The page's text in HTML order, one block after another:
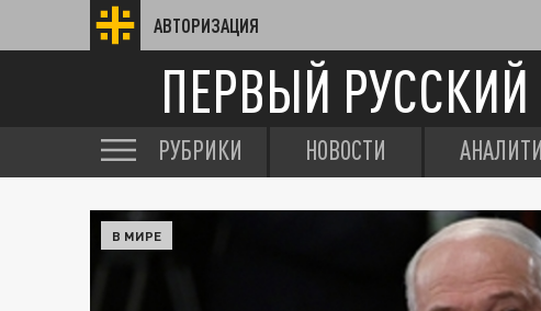
АВТОРИЗАЦИЯ
ПЕРВЫЙ РУССКИЙ
РУБРИКИ НОВОСТИ
В МИРЕ